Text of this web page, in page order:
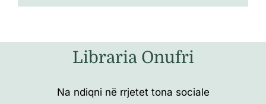
Libraria Onufri
Na ndiqni në rrjetet tona sociale